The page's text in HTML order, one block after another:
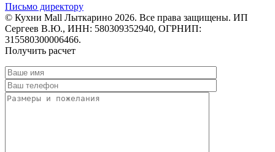
Письмо директору
© Кухни Mall Лыткарино 2026. Все права защищены. ИП
Сергеев В.Ю., ИНН: 580309352940, ОГРНИП:
315580300006466.
Получить расчет